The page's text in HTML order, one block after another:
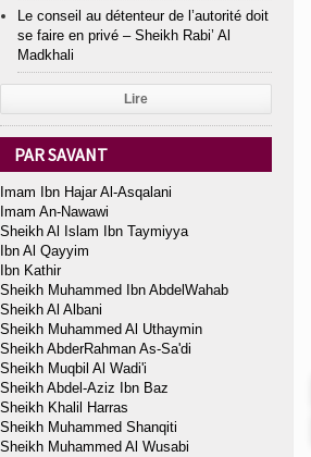
Le conseil au détenteur de l’autorité doit
se faire en privé – Sheikh Rabi’ Al
Madkhali
Lire
PAR SAVANT
Imam Ibn Hajar Al-Asqalani
Imam An-Nawawi
Sheikh Al Islam Ibn Taymiyya
Ibn Al Qayyim
Ibn Kathir
Sheikh Muhammed Ibn AbdelWahab
Sheikh Al Albani
Sheikh Muhammed Al Uthaymin
Sheikh AbderRahman As-Sa'di
Sheikh Muqbil Al Wadi'i
Sheikh Abdel-Aziz Ibn Baz
Sheikh Khalil Harras
Sheikh Muhammed Shanqiti
Sheikh Muhammed Al Wusabi